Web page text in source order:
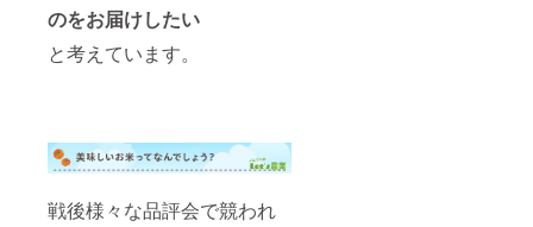
のをお届けしたい
と考えています。
戦後様々な品評会で競われ